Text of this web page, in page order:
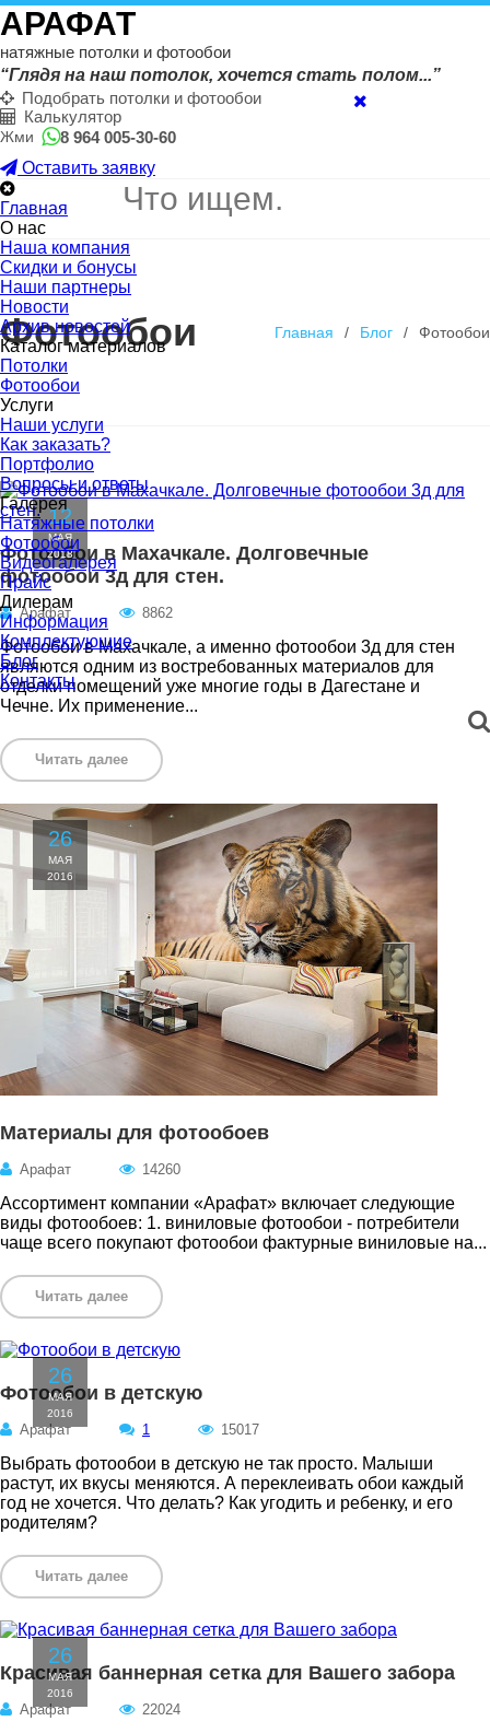
АРАФАТ
натяжные потолки и фотообои
“Глядя на наш потолок, хочется стать полом...”
Подобрать потолки и фотообои
Калькулятор
Жми
8 964 005-30-60
Оставить заявку
Главная
О нас
Наша компания
Скидки и бонусы
Наши партнеры
Новости
Архив новостей
Каталог материалов
Потолки
Фотообои
Услуги
Наши услуги
Как заказать?
Портфолио
Вопросы и ответы
Галерея
Натяжные потолки
Фотообои
Видеогалерея
Прайс
Дилерам
Информация
Комплектующие
Блог
Контакты
Фотообои Главная / Блог / Фотообои
12
МАЯ
2018
Фотообои в Махачкале. Долговечные
фотообои 3д для стен.
Арафат 8862
Фотообои в Махачкале, а именно фотообои 3д для стен
являются одним из востребованных материалов для
отделки помещений уже многие годы в Дагестане и
Чечне. Их применение...
Читать далее
26
МАЯ
2016
Материалы для фотообоев
Арафат 14260
Ассортимент компании «Арафат» включает следующие
виды фотообоев: 1. виниловые фотообои - потребители
чаще всего покупают фотообои фактурные виниловые на...
Читать далее
26
МАЯ
2016
Фотообои в детскую
Арафат 1 15017
Выбрать фотообои в детскую не так просто. Малыши
растут, их вкусы меняются. А переклеивать обои каждый
год не хочется. Что делать? Как угодить и ребенку, и его
родителям?
Читать далее
26
МАЯ
2016
Красивая баннерная сетка для Вашего забора
Арафат 22024